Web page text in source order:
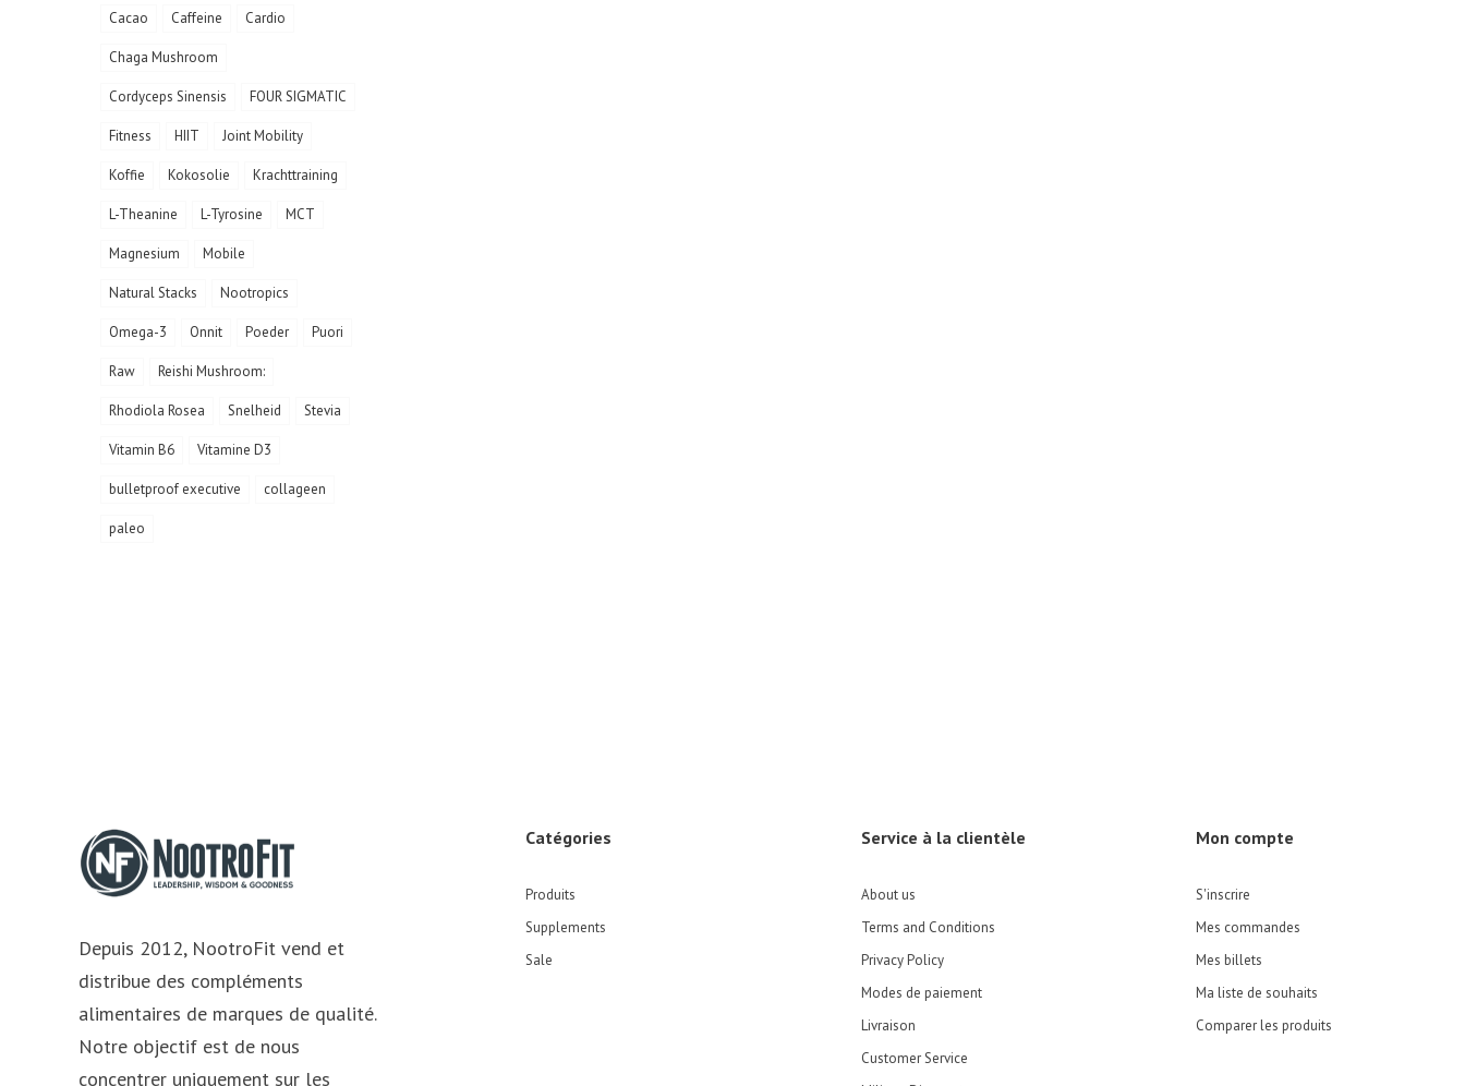
Cacao Caffeine Cardio
Chaga Mushroom
Cordyceps Sinensis FOUR SIGMATIC
Fitness HIIT Joint Mobility
Koffie Kokosolie Krachttraining
L-Theanine L-Tyrosine MCT
Magnesium Mobile
Natural Stacks Nootropics
Omega-3 Onnit Poeder Puori
Raw Reishi Mushroom:
Rhodiola Rosea Snelheid Stevia
Vitamin B6 Vitamine D3
bulletproof executive collageen
paleo
Depuis 2012, NootroFit vend et
distribue des compléments
alimentaires de marques de qualité.
Notre objectif est de nous
concentrer uniquement sur les
Catégories
Produits
Supplements
Sale
Service à la clientèle
About us
Terms and Conditions
Privacy Policy
Modes de paiement
Livraison
Customer Service
Mon compte
S'inscrire
Mes commandes
Mes billets
Ma liste de souhaits
Comparer les produits